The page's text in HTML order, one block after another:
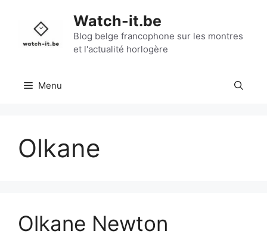
contenu
Watch-it.be
Blog belge francophone sur les montres
et l'actualité horlogère
Menu
Olkane
Olkane Newton